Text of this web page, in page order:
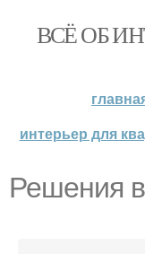
ВСЁ ОБ
интерьер для
Решения